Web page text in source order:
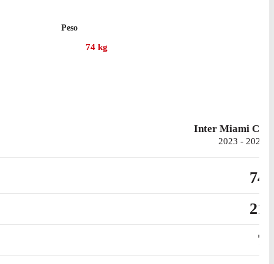
Peso
74 kg
Inter Miami CF
2023 - 2025
74
21
7